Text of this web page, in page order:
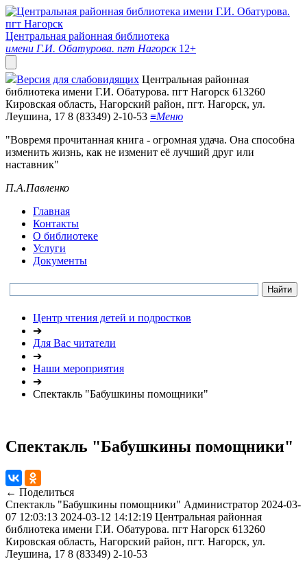
Центральная районная библиотека
имени Г.И. Обатурова. пгт Нагорск 12+
Версия для слабовидящих Центральная районная
библиотека имени Г.И. Обатурова. пгт Нагорск 613260
Кировская область, Нагорский район, пгт. Нагорск, ул.
Леушина, 17 8 (83349) 2-10-53 ≡Меню
"Вовремя прочитанная книга - огромная удача. Она способна
изменить жизнь, как не изменит её лучший друг или
наставник"
П.А.Павленко
Главная
Контакты
О библиотеке
Услуги
Документы
Центр чтения детей и подростков
➔
Для Вас читатели
➔
Наши мероприятия
➔
Спектакль "Бабушкины помощники"
Спектакль "Бабушкины помощники"
← Поделиться
Спектакль "Бабушкины помощники" Администратор 2024-03-
07 12:03:13 2024-03-12 14:12:19 Центральная районная
библиотека имени Г.И. Обатурова. пгт Нагорск 613260
Кировская область, Нагорский район, пгт. Нагорск, ул.
Леушина, 17 8 (83349) 2-10-53